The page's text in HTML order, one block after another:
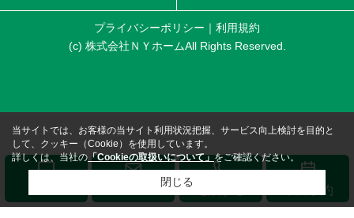
プライバシーポリシー
利用規約
(c) 株式会社ＮＹホームAll Rights Reserved.
来店予約
当サイトでは、お客様の当サイト利用状況把握、サービス向上検討を目的と
して、クッキー（Cookie）を使用しています。
詳しくは、当社の 「Cookieの取扱いについて」をご確認ください。
閉じる